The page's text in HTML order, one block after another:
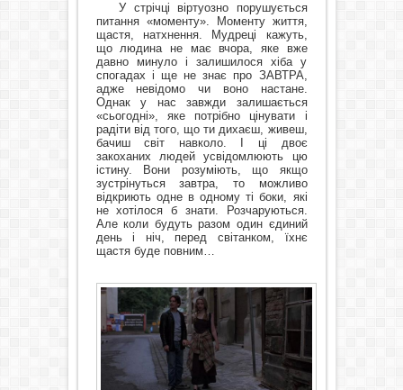
У стрічці віртуозно порушується
питання «моменту». Моменту життя,
щастя, натхнення. Мудреці кажуть,
що людина не має вчора, яке вже
давно минуло і залишилося хіба у
спогадах і ще не знає про ЗАВТРА,
адже невідомо чи воно настане.
Однак у нас завжди залишається
«сьогодні», яке потрібно цінувати і
радіти від того, що ти дихаєш, живеш,
бачиш світ навколо. І ці двоє
закоханих людей усвідомлюють цю
істину. Вони розуміють, що якщо
зустрінуться завтра, то можливо
відкриють одне в одному ті боки, які
не хотілося б знати. Розчаруються.
Але коли будуть разом один єдиний
день і ніч, перед світанком, їхнє
щастя буде повним…